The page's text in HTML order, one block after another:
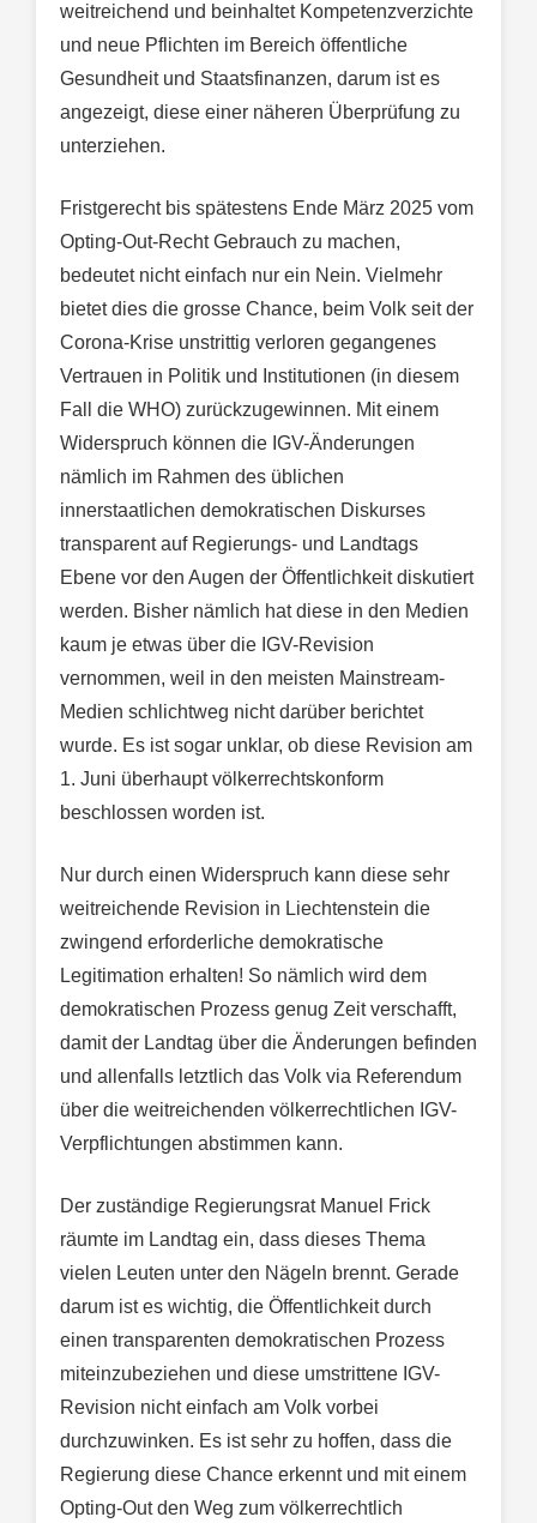
weitreichend und beinhaltet Kompetenzverzichte
und neue Pflichten im Bereich öffentliche
Gesundheit und Staatsfinanzen, darum ist es
angezeigt, diese einer näheren Überprüfung zu
unterziehen.
Fristgerecht bis spätestens Ende März 2025 vom
Opting-Out-Recht Gebrauch zu machen,
bedeutet nicht einfach nur ein Nein. Vielmehr
bietet dies die grosse Chance, beim Volk seit der
Corona-Krise unstrittig verloren gegangenes
Vertrauen in Politik und Institutionen (in diesem
Fall die WHO) zurückzugewinnen. Mit einem
Widerspruch können die IGV-Änderungen
nämlich im Rahmen des üblichen
innerstaatlichen demokratischen Diskurses
transparent auf Regierungs- und Landtags
Ebene vor den Augen der Öffentlichkeit diskutiert
werden. Bisher nämlich hat diese in den Medien
kaum je etwas über die IGV-Revision
vernommen, weil in den meisten Mainstream-
Medien schlichtweg nicht darüber berichtet
wurde. Es ist sogar unklar, ob diese Revision am
1. Juni überhaupt völkerrechtskonform
beschlossen worden ist.
Nur durch einen Widerspruch kann diese sehr
weitreichende Revision in Liechtenstein die
zwingend erforderliche demokratische
Legitimation erhalten! So nämlich wird dem
demokratischen Prozess genug Zeit verschafft,
damit der Landtag über die Änderungen befinden
und allenfalls letztlich das Volk via Referendum
über die weitreichenden völkerrechtlichen IGV-
Verpflichtungen abstimmen kann.
Der zuständige Regierungsrat Manuel Frick
räumte im Landtag ein, dass dieses Thema
vielen Leuten unter den Nägeln brennt. Gerade
darum ist es wichtig, die Öffentlichkeit durch
einen transparenten demokratischen Prozess
miteinzubeziehen und diese umstrittene IGV-
Revision nicht einfach am Volk vorbei
durchzuwinken. Es ist sehr zu hoffen, dass die
Regierung diese Chance erkennt und mit einem
Opting-Out den Weg zum völkerrechtlich